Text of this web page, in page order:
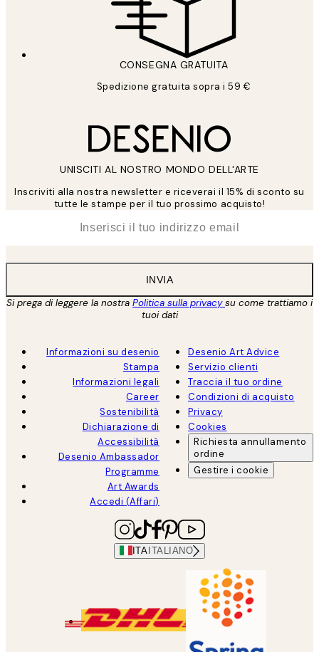
CONSEGNA GRATUITA
Spedizione gratuita sopra i 59 €
UNISCITI AL NOSTRO MONDO DELL'ARTE
Inscriviti alla nostra newsletter e riceverai il 15% di sconto su
tutte le stampe per il tuo prossimo acquisto!
INVIA
Si prega di leggere la nostra Politica sulla privacysu come trattiamo i
tuoi dati
Informazioni su desenio
Stampa
Informazioni legali
Career
Sostenibilità
Dichiarazione di
Accessibilità
Desenio Ambassador
Programme
Art Awards
Accedi (Affari)
Desenio Art Advice
Servizio clienti
Traccia il tuo ordine
Condizioni di acquisto
Privacy
Cookies
Richiesta annullamento
ordine
Gestire i cookie
ITA ITALIANO